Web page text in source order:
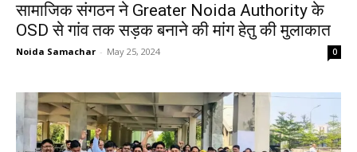
सामाजिक संगठन ने Greater Noida Authority के
OSD से गांव तक सड़क बनाने की मांग हेतु की मुलाकात
Noida Samachar - May 25, 2024 0